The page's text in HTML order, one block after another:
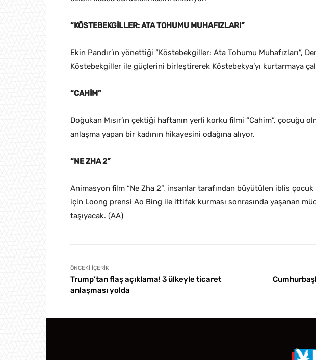
“KÖSTEBEKGİLLER: ATA TOHUMU MUHAFIZLARI”
Ekin Pandır’ın yönettiği “Köstebekgiller: Ata Tohumu Muhafızları”,
Köstebekgiller ile güçlerini birleştirerek Köstebekya’yı kurtarmaya
“CAHİM”
Doğukan Mısır’ın çektiği haftanın yerli korku filmi “Cahim”, çocuğu
anlaşma yapan bir kadının hikayesini odağına alıyor.
“NE ZHA 2”
Animasyon film “Ne Zha 2”, insanlar tarafından büyütülen iblis çocuk
için Loong prensi Ao Bing ile ittifak kurması sonrasında yaşanan
taşıyacak. (AA)
ÖNCEKI İÇERIK
Trump’tan flaş açıklama! 3 ülkeyle ticaret
anlaşması yolda